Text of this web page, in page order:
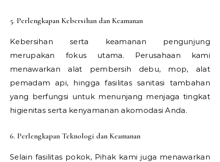
5. Perlengkapan Kebersihan dan Keamanan
Kebersihan serta keamanan pengunjung
merupakan fokus utama. Perusahaan kami
menawarkan alat pembersih debu, mop, alat
pemadam api, hingga fasilitas sanitasi tambahan
yang berfungsi untuk menunjang menjaga tingkat
higienitas serta kenyamanan akomodasi Anda.
6. Perlengkapan Teknologi dan Keamanan
Selain fasilitas pokok, Pihak kami juga menawarkan